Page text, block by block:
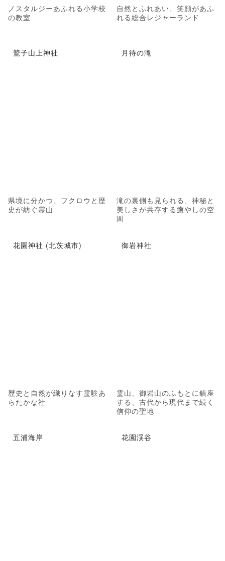
ノスタルジーあふれる小学校
の教室
自然とふれあい、笑顔があふ
れる総合レジャーランド
鷲子山上神社
県境に分かつ、フクロウと歴
史が紡ぐ霊山
月待の滝
滝の裏側も見られる、神秘と
美しさが共存する癒やしの空
間
花園神社 (北茨城市)
歴史と自然が織りなす霊験あ
らたかな社
御岩神社
霊山、御岩山のふもとに鎮座
する、古代から現代まで続く
信仰の聖地
五浦海岸 花園渓谷